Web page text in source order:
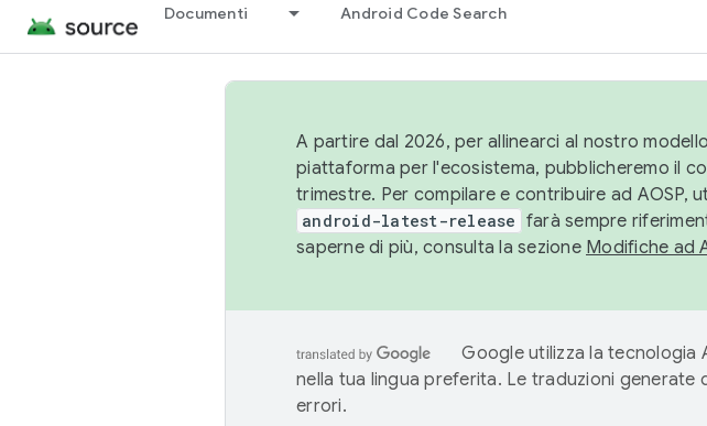
Documenti Android Code Search
A partire dal 2026, per allinearci al nostro
piattaforma per l'ecosistema, pubblicheremo il
trimestre. Per compilare e contribuire ad AOSP,
android-latest-release farà sempre
saperne di più, consulta la sezione Modifiche ad
Google utilizza la tecnologia
nella tua lingua preferita. Le traduzioni
errori.